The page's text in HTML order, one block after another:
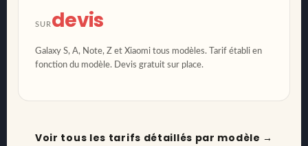
SURdevis
Galaxy S, A, Note, Z et Xiaomi tous modèles. Tarif établi en
fonction du modèle. Devis gratuit sur place.
Voir tous les tarifs détaillés par modèle →